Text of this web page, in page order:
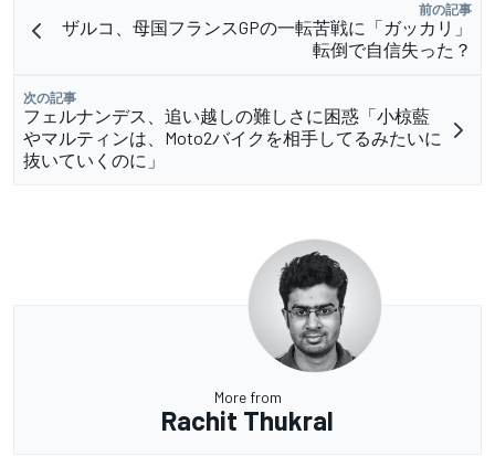
前の記事
ザルコ、母国フランスGPの一転苦戦に「ガッカリ」
転倒で自信失った？
次の記事
フェルナンデス、追い越しの難しさに困惑「小椋藍
やマルティンは、Moto2バイクを相手してるみたいに
抜いていくのに」
More from
Rachit Thukral